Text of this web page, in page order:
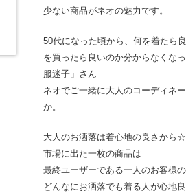
少ない商品がネオの魅力です。
50代になった頃から、何を着たら
を買ったら良いのか分からなくな
服迷子」さん
ネオでご一緒に大人のコーディネ
か。
大人のお洒落は着心地の良さから☆
市場に出た一枚の商品は
最終ユーザーである一人のお客様の
どんなにお洒落でも着る人が心地